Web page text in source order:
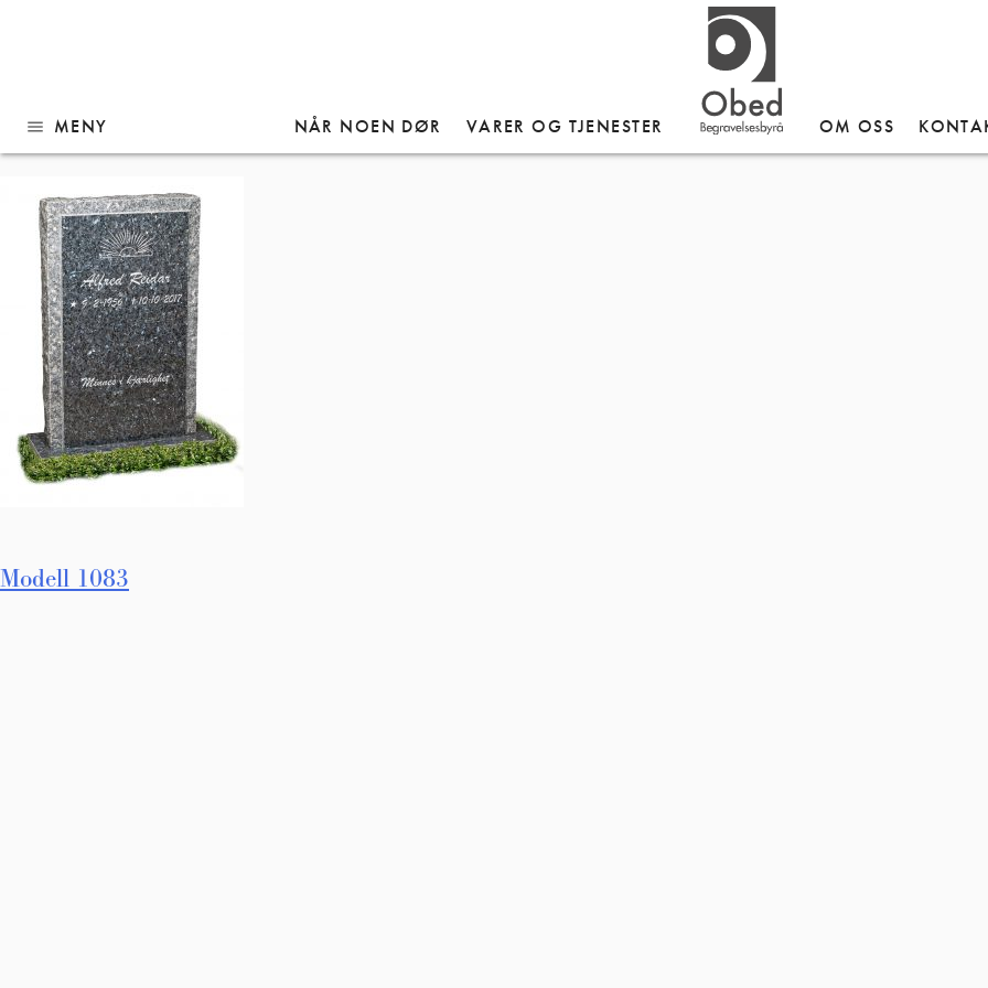
menu MENY NÅR NOEN DØR VARER OG TJENESTER OM OSS
Innleggsnavigasjon
Modell 1083